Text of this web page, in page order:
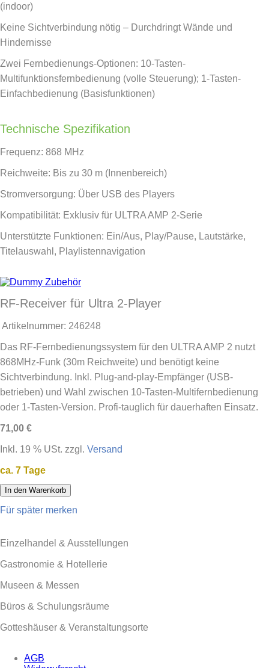
(indoor)
Keine Sichtverbindung nötig – Durchdringt Wände und
Hindernisse
Zwei Fernbedienungs-Optionen: 10-Tasten-
Multifunktionsfernbedienung (volle Steuerung); 1-Tasten-
Einfachbedienung (Basisfunktionen)
Technische Spezifikation
Frequenz: 868 MHz
Reichweite: Bis zu 30 m (Innenbereich)
Stromversorgung: Über USB des Players
Kompatibilität: Exklusiv für ULTRA AMP 2-Serie
Unterstützte Funktionen: Ein/Aus, Play/Pause, Lautstärke,
Titelauswahl, Playlistennavigation
RF-Receiver für Ultra 2-Player
Artikelnummer: 246248
Das RF-Fernbedienungssystem für den ULTRA AMP 2 nutzt
868MHz-Funk (30m Reichweite) und benötigt keine
Sichtverbindung. Inkl. Plug-and-play-Empfänger (USB-
betrieben) und Wahl zwischen 10-Tasten-Multifernbedienung
oder 1-Tasten-Version. Profi-tauglich für dauerhaften Einsatz.
71,00 €
Inkl. 19 % USt. zzgl. Versand
ca. 7 Tage
In den Warenkorb
Für später merken
Einzelhandel & Ausstellungen
Gastronomie & Hotellerie
Museen & Messen
Büros & Schulungsräume
Gotteshäuser & Veranstaltungsorte
AGB